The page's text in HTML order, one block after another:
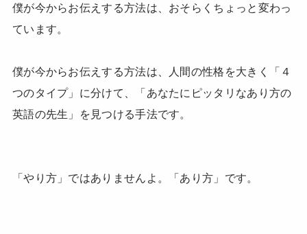
僕が今からお伝えする方法は、おそらくちょっと変わっ
ています。
僕が今からお伝えする方法は、人間の性格を大きく「４
つのタイプ」に分けて、「あなたにピッタリなあり方の
英語の先生」を見つける手法です。
「やり方」ではありませんよ。「あり方」です。